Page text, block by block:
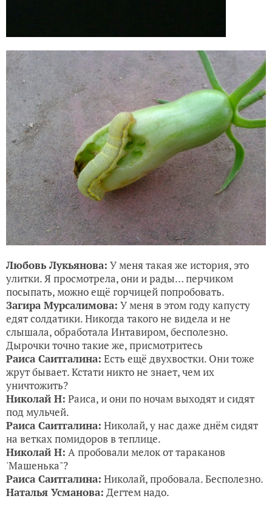
Любовь Лукьянова: У меня такая же история, это
улитки. Я просмотрела, они и рады… перчиком
посыпать, можно ещё горчицей попробовать.
Загира Мурсалимова: У меня в этом году капусту
едят солдатики. Никогда такого не видела и не
слышала, обработала Интавиром, бесполезно.
Дырочки точно такие же, присмотритесь
Раиса Саитгалина: Есть ещё двухвостки. Они тоже
жрут бывает. Кстати никто не знает, чем их
уничтожить?
Николай Н: Раиса, и они по ночам выходят и сидят
под мульчей.
Раиса Саитгалина: Николай, у нас даже днём сидят
на ветках помидоров в теплице.
Николай Н: А пробовали мелок от тараканов
'Машенька"?
Раиса Саитгалина: Николай, пробовала. Бесполезно.
Наталья Усманова: Дегтем надо.